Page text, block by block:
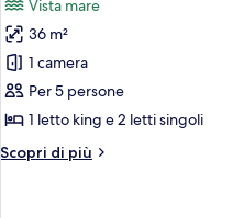
le
foto
per
Suite
Cormoran
Mare
Vista mare
36 m²
1 camera
Per 5 persone
1 letto king e 2 letti singoli
Scopri di più
Altri